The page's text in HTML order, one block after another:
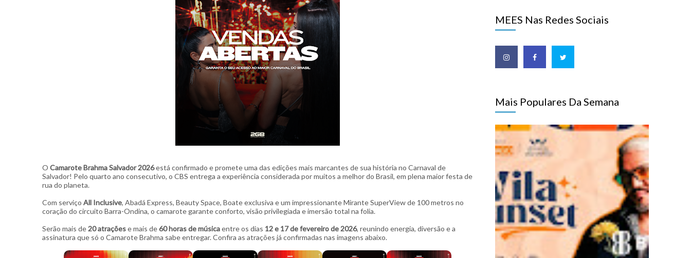
O Camarote Brahma Salvador 2026está confirmado e promete uma das edições mais marcantes de sua história no Carnaval de
Salvador! Pelo quarto ano consecutivo, o CBS entrega a experiência considerada por muitos a melhor do Brasil, em plena maior festa de
rua do planeta.
Com serviço All Inclusive, Abadá Express, Beauty Space, Boate exclusiva e um impressionante Mirante SuperView de 100 metros no
coração do circuito Barra-Ondina, o camarote garante conforto, visão privilegiada e imersão total na folia.
Serão mais de20 atraçõese mais de60 horas de músicaentre os dias 12 e 17 de fevereiro de 2026, reunindo energia, diversão e a
assinatura que só o Camarote Brahma sabe entregar. Confira as atrações já confirmadas nas imagens abaixo.
MEES Nas Redes Sociais
Mais Populares Da Semana